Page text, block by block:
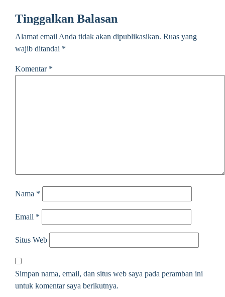
Tinggalkan Balasan
Alamat email Anda tidak akan dipublikasikan. Ruas yang
wajib ditandai *
Komentar *
Nama *
Email *
Situs Web
Simpan nama, email, dan situs web saya pada peramban ini
untuk komentar saya berikutnya.